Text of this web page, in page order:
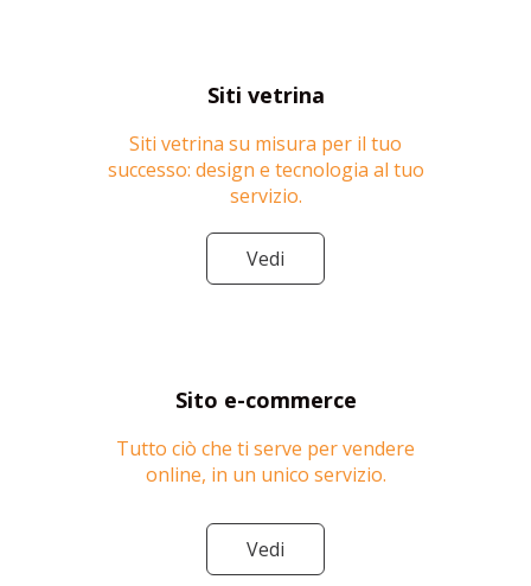
Siti vetrina
Siti vetrina su misura per il tuo
successo: design e tecnologia al tuo
servizio.
Vedi
Sito e-commerce
Tutto ciò che ti serve per vendere
online, in un unico servizio.
Vedi